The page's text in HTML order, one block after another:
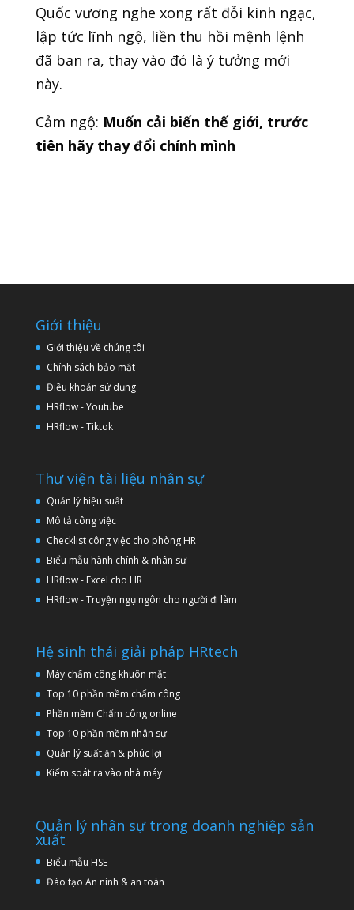
Quốc vương nghe xong rất đỗi kinh ngạc,
lập tức lĩnh ngộ, liền thu hồi mệnh lệnh
đã ban ra, thay vào đó là ý tưởng mới
này.
Cảm ngộ: Muốn cải biến thế giới, trước
tiên hãy thay đổi chính mình
Giới thiệu
Giới thiệu về chúng tôi
Chính sách bảo mật
Điều khoản sử dụng
HRflow - Youtube
HRflow - Tiktok
Thư viện tài liệu nhân sự
Quản lý hiệu suất
Mô tả công việc
Checklist công việc cho phòng HR
Biểu mẫu hành chính & nhân sự
HRflow - Excel cho HR
HRflow - Truyện ngụ ngôn cho người đi làm
Hệ sinh thái giải pháp HRtech
Máy chấm công khuôn mặt
Top 10 phần mềm chấm công
Phần mềm Chấm công online
Top 10 phần mềm nhân sự
Quản lý suất ăn & phúc lợi
Kiểm soát ra vào nhà máy
Quản lý nhân sự trong doanh nghiệp sản
xuất
Biểu mẫu HSE
Đào tạo An ninh & an toàn